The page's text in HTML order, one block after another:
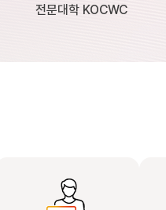
전문대학 KOCWC